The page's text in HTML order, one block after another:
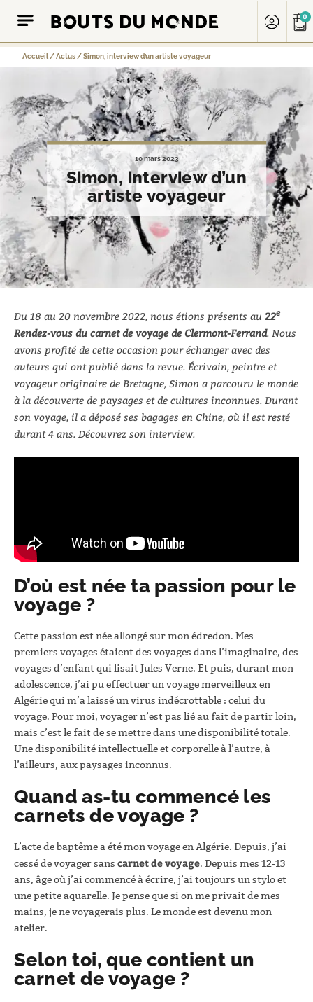
0
Accueil /Actus /Simon, interview d’un artiste voyageur
10 mars 2023
Simon, interview d’un
artiste voyageur
Du 18 au 20 novembre 2022, nous étions présents au 22e
Rendez-vous du carnet de voyage de Clermont-Ferrand. Nous
avons profité de cette occasion pour échanger avec des
auteurs qui ont publié dans la revue. Écrivain, peintre et
voyageur originaire de Bretagne, Simon a parcouru le monde
à la découverte de paysages et de cultures inconnues. Durant
son voyage, il a déposé ses bagages en Chine, où il est resté
durant 4 ans. Découvrez son interview.
D’où est née ta passion pour le
voyage ?
Cette passion est née allongé sur mon édredon. Mes
premiers voyages étaient des voyages dans l’imaginaire, des
voyages d’enfant qui lisait Jules Verne. Et puis, durant mon
adolescence, j’ai pu effectuer un voyage merveilleux en
Algérie qui m’a laissé un virus indécrottable : celui du
voyage. Pour moi, voyager n’est pas lié au fait de partir loin,
mais c’est le fait de se mettre dans une disponibilité totale.
Une disponibilité intellectuelle et corporelle à l’autre, à
l’ailleurs, aux paysages inconnus.
Quand as-tu commencé les
carnets de voyage ?
L’acte de baptême a été mon voyage en Algérie. Depuis, j’ai
cessé de voyager sans carnet de voyage. Depuis mes 12-13
ans, âge où j’ai commencé à écrire, j’ai toujours un stylo et
une petite aquarelle. Je pense que si on me privait de mes
mains, je ne voyagerais plus. Le monde est devenu mon
atelier.
Selon toi, que contient un
carnet de voyage ?